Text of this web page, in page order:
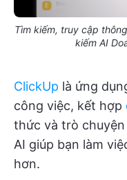
Tìm kiếm, truy cập
kiếm AI
ClickUp là ứng
công việc, kết hợp
thức và trò
AI giúp bạn làm
hơn.